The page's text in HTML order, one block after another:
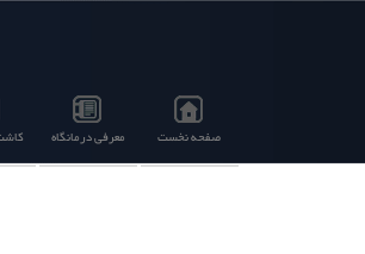
صفحه نخست معرفی درمانگاه